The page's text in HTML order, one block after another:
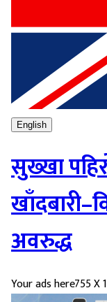
English
सुख्खा
अवरुद्ध
Your ads here755 X